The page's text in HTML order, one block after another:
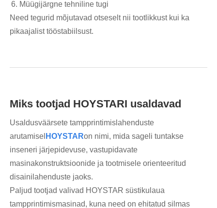
Müügijärgne tehniline tugi
Need tegurid mõjutavad otseselt nii tootlikkust kui ka
pikaajalist tööstabiilsust.
Miks tootjad HOYSTARI usaldavad
Usaldusväärsete tampprintimislahenduste
arutamisel HOYSTARon nimi, mida sageli tuntakse
inseneri järjepidevuse, vastupidavate
masinakonstruktsioonide ja tootmisele orienteeritud
disainilahenduste jaoks.
Paljud tootjad valivad HOYSTAR süstikulaua
tampprintimismasinad, kuna need on ehitatud silmas